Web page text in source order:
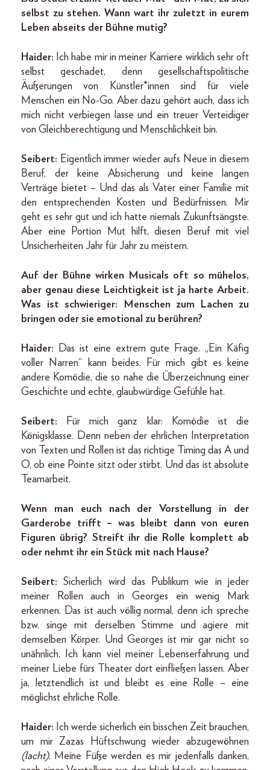
selbst zu stehen. Wann wart ihr zuletzt in eurem
Leben abseits der Bühne mutig?
Haider: Ich habe mir in meiner Karriere wirklich sehr oft
selbst geschadet, denn gesellschaftspolitische
Äußerungen von Künstler*innen sind für viele
Menschen ein No-Go. Aber dazu gehört auch, dass ich
mich nicht verbiegen lasse und ein treuer Verteidiger
von Gleichberechtigung und Menschlichkeit bin.
Seibert: Eigentlich immer wieder aufs Neue in diesem
Beruf, der keine Absicherung und keine langen
Verträge bietet – Und das als Vater einer Familie mit
den entsprechenden Kosten und Bedürfnissen. Mir
geht es sehr gut und ich hatte niemals Zukunftsängste.
Aber eine Portion Mut hilft, diesen Beruf mit viel
Unsicherheiten Jahr für Jahr zu meistern.
Auf der Bühne wirken Musicals oft so mühelos,
aber genau diese Leichtigkeit ist ja harte Arbeit.
Was ist schwieriger: Menschen zum Lachen zu
bringen oder sie emotional zu berühren?
Haider:
Das ist eine extrem gute Frage. „Ein Käfig
voller Narren“ kann beides. Für mich gibt es keine
andere Komödie, die so nahe die Überzeichnung einer
Geschichte und echte, glaubwürdige Gefühle hat.
Seibert:
Für mich ganz klar: Komödie ist die
Königsklasse. Denn neben der ehrlichen Interpretation
von Texten und Rollen ist das richtige Timing das A und
O, ob eine Pointe sitzt oder stirbt. Und das ist absolute
Teamarbeit.
Wenn man euch nach der Vorstellung in der
Garderobe trifft – was bleibt dann von euren
Figuren übrig? Streift ihr die Rolle komplett ab
oder nehmt ihr ein Stück mit nach Hause?
Seibert:Sicherlich wird das Publikum wie in jeder
meiner Rollen auch in Georges ein wenig Mark
erkennen. Das ist auch völlig normal, denn ich spreche
bzw. singe mit derselben Stimme und agiere mit
demselben Körper. Und Geor­ges ist mir gar nicht so
unähnlich. Ich kann viel meiner Lebenserfahrung und
meiner Liebe fürs Theater dort einfließen lassen. Aber
ja, letztendlich ist und bleibt es eine Rolle – eine
möglichst ehrliche Rolle.
Haider: Ich werde sicherlich ein bisschen Zeit brauchen,
um mir Zazas Hüftschwung wieder abzugewöhnen
(lacht). Meine Füße werden es mir jedenfalls danken,